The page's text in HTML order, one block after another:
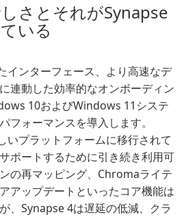
さとそれがSynapse
いる
インターフェース、より高速なデ
連動した効率的なオンボーディン
10およびWindows 11システ
フォーマンスを導入します。
いプラットフォームに移行されて
ポートするために引き続き利用可
の再マッピング、Chromaライテ
アップデートといったコア機能は
、Synapse 4は遅延の低減、クラ